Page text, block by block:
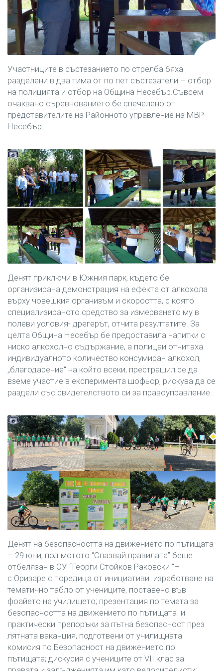
Участниците в състезанието по стрелба бяха
разделени в два тима от по пет състезатели – отбор
на полицията и отбор на Община Несебър.Съвсем
очаквано съревнованието бе спечелено от
представителите на Районното управление на МВР-
Несебър.
Денят приключи в Южния парк, където бе
организирана демонстрация на ефекта от алкохола
върху човешкия организъм и скоростта, с която
специализираното средство за измерването му в
полеви условия- дрегерът, отчита резултатите. За
целта Община Несебър бе предоставила напитки с
ниско алкохолно съдържание, а полицаи отчитаха
индивидуалното количество консумиран алкохол,
„благодарение“ на който всеки, престрашил се да
вземе участие в експеримента шофьор, рискува да се
раздели със свидетелството си за правоуправление.
Денят на безопасността на движението по пътищата
– 29 юни, под мотото “Спазвай правилата” беше
отбелязан в ОУ “Георги Стойков Раковски “–
с.Оризаре с поредица от инициативи: изработване на
тематично табло от учениците, поставено във
фоайето на училището; презентация по темата за
безопасността на движението по пътищата и
практически препоръки за пътна безопасност през
лятната ваканция, подготвени от училищната
комисия по Безопасност на движението по
пътищата; дискусия с учениците от VII клас за